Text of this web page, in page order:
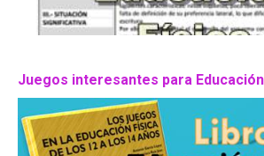
Juegos interesantes para